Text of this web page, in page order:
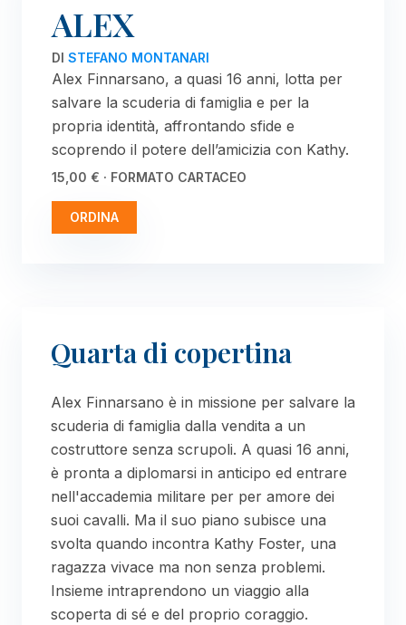
ALEX
DI STEFANO MONTANARI
Alex Finnarsano, a quasi 16 anni, lotta per
salvare la scuderia di famiglia e per la
propria identità, affrontando sfide e
scoprendo il potere dell’amicizia con Kathy.
15,00 € · FORMATO CARTACEO
ORDINA
Quarta di copertina
Alex Finnarsano è in missione per salvare la
scuderia di famiglia dalla vendita a un
costruttore senza scrupoli. A quasi 16 anni,
è pronta a diplomarsi in anticipo ed entrare
nell'accademia militare per per amore dei
suoi cavalli. Ma il suo piano subisce una
svolta quando incontra Kathy Foster, una
ragazza vivace ma non senza problemi.
Insieme intraprendono un viaggio alla
scoperta di sé e del proprio coraggio.